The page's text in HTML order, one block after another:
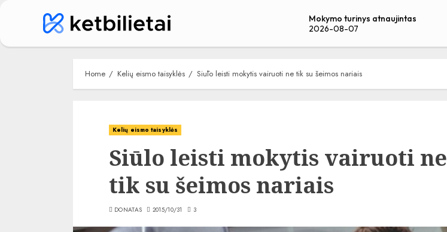
Mokymo turinys atnaujintas
2026-08-07
Home Kelių eismo taisyklės Siūlo leisti mokytis vairuoti ne tik su šeimos nariais
Kelių eismo taisyklės
Siūlo leisti mokytis vairuoti ne
tik su šeimos nariais
DONATAS 2015/10/31 3